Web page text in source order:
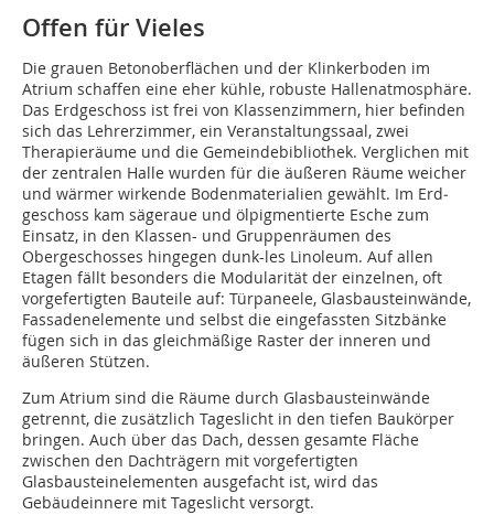
Offen für Vieles
Die grauen Betonoberflächen und der Klinkerboden im
Atrium schaffen eine eher kühle, robuste Hallenatmosphäre.
Das Erdgeschoss ist frei von Klassenzimmern, hier befinden
sich das Lehrerzimmer, ein Veranstaltungssaal, zwei
Therapieräume und die Gemeindebibliothek. Verglichen mit
der zentralen Halle wurden für die äußeren Räume weicher
und wärmer wirkende Bodenmaterialien gewählt. Im Erd­
geschoss kam sägeraue und ölpigmentierte Esche zum
Einsatz, in den Klassen- und Gruppenräumen des
Obergeschosses hingegen dunk-les Linoleum. Auf allen
Etagen fällt besonders die Modularität der einzelnen, oft
vorgefertigten Bauteile auf: Türpaneele, Glasbausteinwände,
Fassadenelemente und selbst die eingefassten Sitzbänke
fügen sich in das gleichmäßige Raster der inneren und
äußeren Stützen.
Zum Atrium sind die Räume durch Glasbausteinwände
getrennt, die zusätzlich Tageslicht in den tiefen Baukörper
bringen. Auch über das Dach, dessen gesamte Fläche
zwischen den Dachträgern mit vorgefertigten
Glasbausteinelementen ausgefacht ist, wird das
Gebäudeinnere mit Tageslicht versorgt.